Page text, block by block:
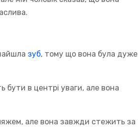
зуб, тому що вона була дуже
в центрі уваги, але вона
але вона завжди стежить за